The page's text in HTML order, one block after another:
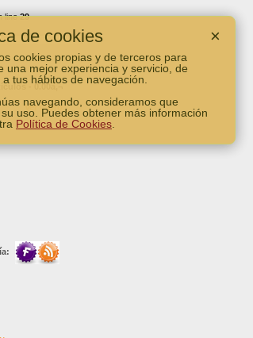
×
de cookies
cookies propias y de terceros para
una mejor experiencia y servicio, de
tus hábitos de navegación.
navegando, consideramos que
uso. Puedes obtener más información
Política de Cookies
line29
- 0.00â‚¬
Ver Carro